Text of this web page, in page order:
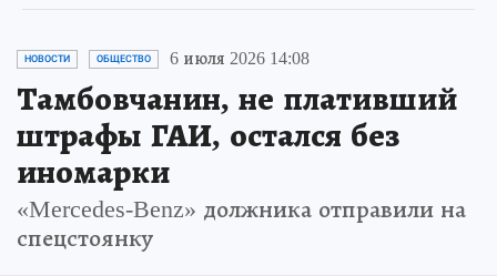
НОВОСТИ ОБЩЕСТВО 6 июля 2026 14:08
Тамбовчанин, не плативший
штрафы ГАИ, остался без
иномарки
«Mercedes-Benz» должника отправили на
спецстоянку